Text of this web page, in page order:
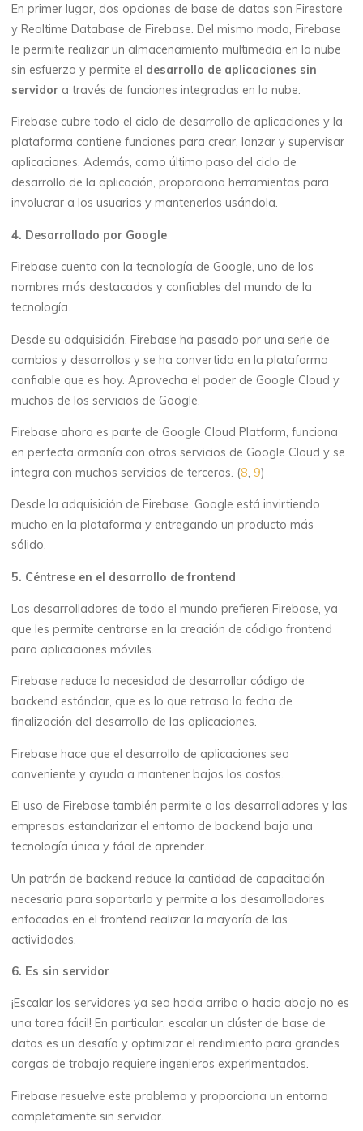
En primer lugar, dos opciones de base de datos son Firestore
y Realtime Database de Firebase. Del mismo modo, Firebase
le permite realizar un almacenamiento multimedia en la nube
sin esfuerzo y permite el desarrollo de aplicaciones sin
servidor a través de funciones integradas en la nube.
Firebase cubre todo el ciclo de desarrollo de aplicaciones y la
plataforma contiene funciones para crear, lanzar y supervisar
aplicaciones. Además, como último paso del ciclo de
desarrollo de la aplicación, proporciona herramientas para
involucrar a los usuarios y mantenerlos usándola.
4. Desarrollado por Google
Firebase cuenta con la tecnología de Google, uno de los
nombres más destacados y confiables del mundo de la
tecnología.
Desde su adquisición, Firebase ha pasado por una serie de
cambios y desarrollos y se ha convertido en la plataforma
confiable que es hoy. Aprovecha el poder de Google Cloud y
muchos de los servicios de Google.
Firebase ahora es parte de Google Cloud Platform, funciona
en perfecta armonía con otros servicios de Google Cloud y se
integra con muchos servicios de terceros. (8,9)
Desde la adquisición de Firebase, Google está invirtiendo
mucho en la plataforma y entregando un producto más
sólido.
5. Céntrese en el desarrollo de frontend
Los desarrolladores de todo el mundo prefieren Firebase, ya
que les permite centrarse en la creación de código frontend
para aplicaciones móviles.
Firebase reduce la necesidad de desarrollar código de
backend estándar, que es lo que retrasa la fecha de
finalización del desarrollo de las aplicaciones.
Firebase hace que el desarrollo de aplicaciones sea
conveniente y ayuda a mantener bajos los costos.
El uso de Firebase también permite a los desarrolladores y las
empresas estandarizar el entorno de backend bajo una
tecnología única y fácil de aprender.
Un patrón de backend reduce la cantidad de capacitación
necesaria para soportarlo y permite a los desarrolladores
enfocados en el frontend realizar la mayoría de las
actividades.
6. Es sin servidor
¡Escalar los servidores ya sea hacia arriba o hacia abajo no es
una tarea fácil! En particular, escalar un clúster de base de
datos es un desafío y optimizar el rendimiento para grandes
cargas de trabajo requiere ingenieros experimentados.
Firebase resuelve este problema y proporciona un entorno
completamente sin servidor.